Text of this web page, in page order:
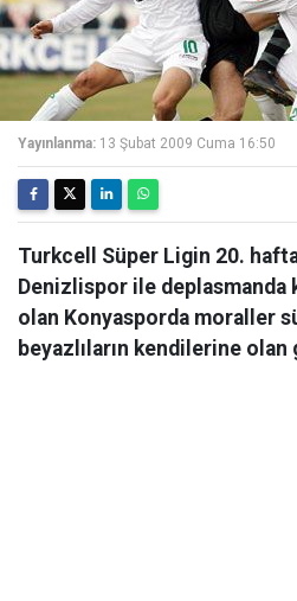
Yayınlanma: 13 Şubat 2009 Cuma 16:50
Turkcell Süper Ligin 20. hafta
Denizlispor ile deplasmanda
olan Konyasporda moraller
beyazlıların kendilerine olan